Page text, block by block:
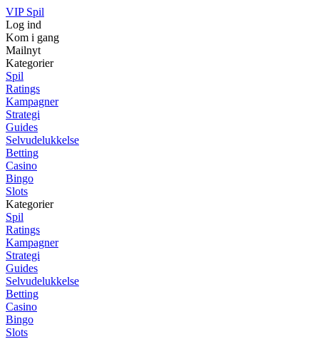
VIP Spil
Log ind
Kom i gang
Mailnyt
Kategorier
Spil
Ratings
Kampagner
Strategi
Guides
Selvudelukkelse
Betting
Casino
Bingo
Slots
Kategorier
Spil
Ratings
Kampagner
Strategi
Guides
Selvudelukkelse
Betting
Casino
Bingo
Slots